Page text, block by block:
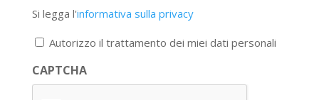
legga
l'informativa
privacy
*
Si legga l'informativa sulla privacy
Autorizzo il trattamento dei miei dati personali
CAPTCHA